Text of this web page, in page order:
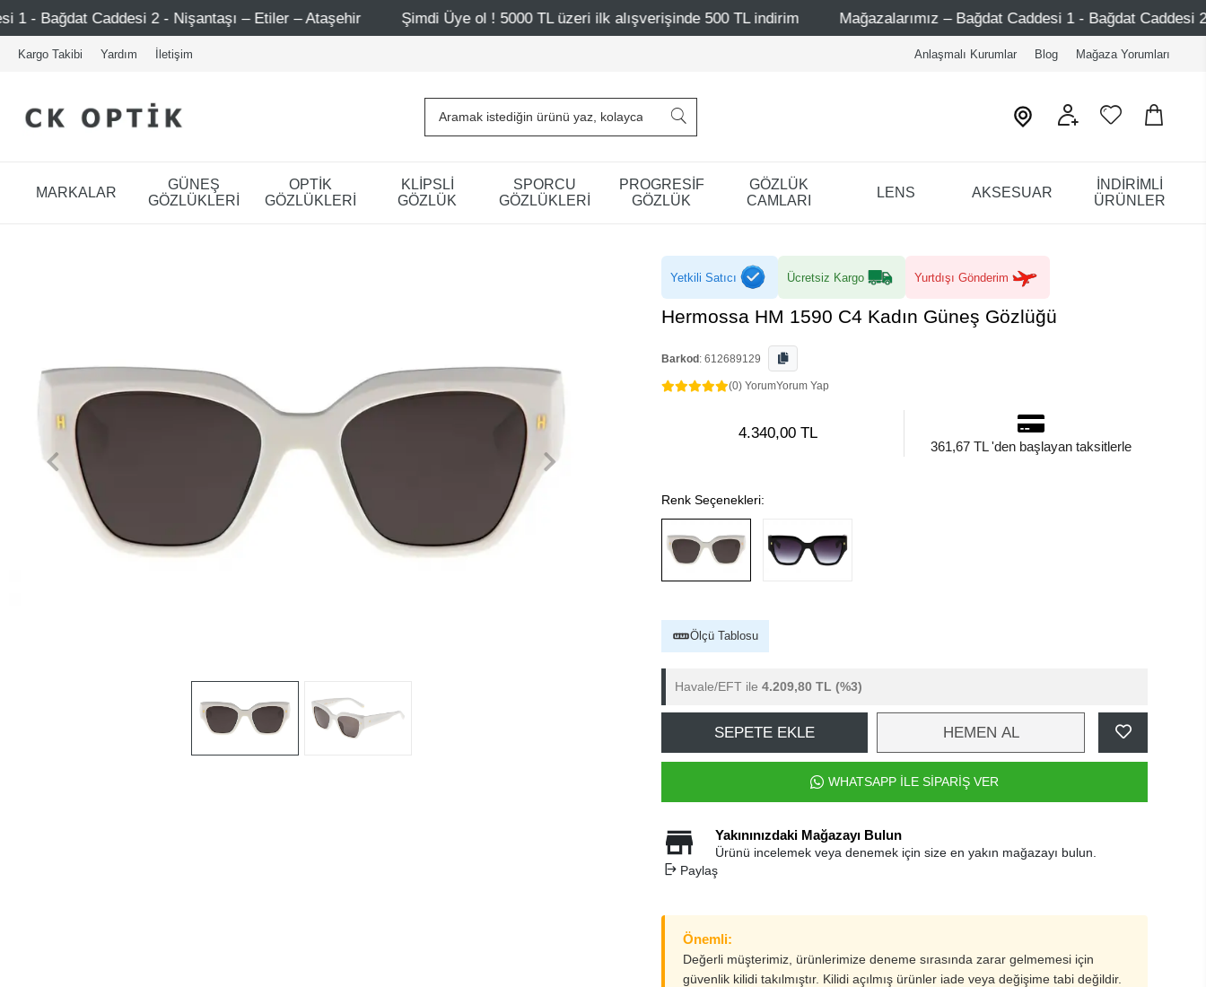
2 - Nişantaşı – Etiler – Ataşehir Şimdi Üye ol ! 5000 TL üzeri ilk alışverişinde 500 TL indirim Mağazalarımız – Bağdat Caddesi 1 - Bağdat Caddesi 2 - Nişantaşı –
Kargo Takibi Yardım İletişim Anlaşmalı Kurumlar Blog Mağaza Yorumları
MARKALAR
GÜNEŞ
GÖZLÜKLERİ
OPTİK
GÖZLÜKLERİ
KLİPSLİ
GÖZLÜK
SPORCU
GÖZLÜKLERİ
PROGRESİF
GÖZLÜK
GÖZLÜK
CAMLARI
LENS AKSESUAR
İNDİRİMLİ
ÜRÜNLER
Yetkili Satıcı Ücretsiz Kargo Yurtdışı Gönderim
Hermossa HM 1590 C4 Kadın Güneş Gözlüğü
Barkod : 612689129
(0) YorumYorum Yap
4.340,00 TL
361,67 TL 'den başlayan taksitlerle
Renk Seçenekleri:
Ölçü Tablosu
Havale/EFT ile 4.209,80 TL (%3)
SEPETE EKLE HEMEN AL
WHATSAPP İLE SİPARİŞ VER
Yakınınızdaki Mağazayı Bulun
Ürünü incelemek veya denemek için size en yakın mağazayı bulun.
Paylaş
Önemli:
Değerli müşterimiz, ürünlerimize deneme sırasında zarar gelmemesi için
güvenlik kilidi takılmıştır. Kilidi açılmış ürünler iade veya değişime tabi değildir.